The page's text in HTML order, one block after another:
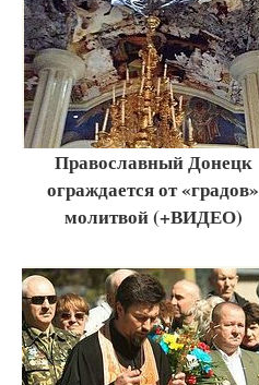
Православный Донецк
ограждается от «градов»
молитвой (+ВИДЕО)